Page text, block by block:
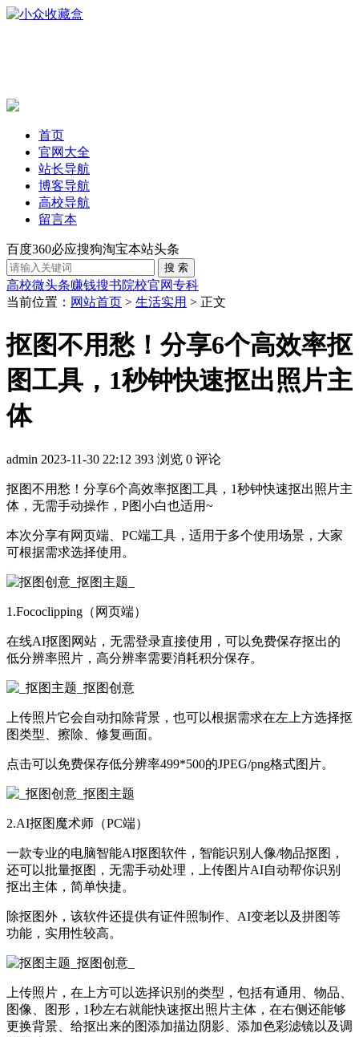
首页
官网大全
站长导航
博客导航
高校导航
留言本
百度360必应搜狗淘宝本站头条
高校微头条赚钱搜书院校官网专科
当前位置： 网站首页 > 生活实用 > 正文
抠图不用愁！分享6个高效率抠
图工具，1秒钟快速抠出照片主
体
admin 2023-11-30 22:12 393 浏览 0 评论
抠图不用愁！分享6个高效率抠图工具，1秒钟快速抠出照片主
体，无需手动操作，P图小白也适用~
本次分享有网页端、PC端工具，适用于多个使用场景，大家
可根据需求选择使用。
1.Fococlipping（网页端）
在线AI抠图网站，无需登录直接使用，可以免费保存抠出的
低分辨率照片，高分辨率需要消耗积分保存。
上传照片它会自动扣除背景，也可以根据需求在左上方选择抠
图类型、擦除、修复画面。
点击可以免费保存低分辨率499*500的JPEG/png格式图片。
2.AI抠图魔术师（PC端）
一款专业的电脑智能AI抠图软件，智能识别人像/物品抠图，
还可以批量抠图，无需手动处理，上传图片AI自动帮你识别
抠出主体，简单快捷。
除抠图外，该软件还提供有证件照制作、AI变老以及拼图等
功能，实用性较高。
上传照片，在上方可以选择识别的类型，包括有通用、物品、
图像、图形，1秒左右就能快速抠出照片主体，在右侧还能够
更换背景、给抠出来的图添加描边阴影、添加色彩滤镜以及调